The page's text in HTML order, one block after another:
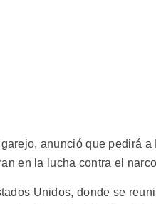
anunció que pedirá
en la lucha contra el
Unidos, donde se